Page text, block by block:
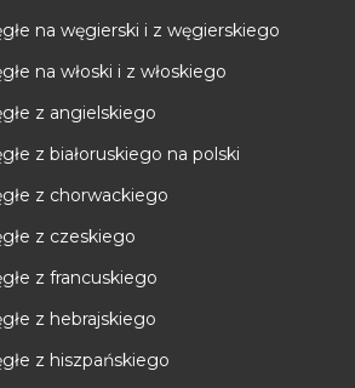
na węgierski i z węgierskiego
na włoski i z włoskiego
z angielskiego
z białoruskiego na polski
z chorwackiego
z czeskiego
z francuskiego
z hebrajskiego
z hiszpańskiego